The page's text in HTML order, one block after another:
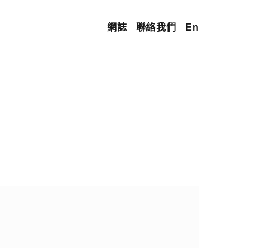
網誌 聯絡我們 En